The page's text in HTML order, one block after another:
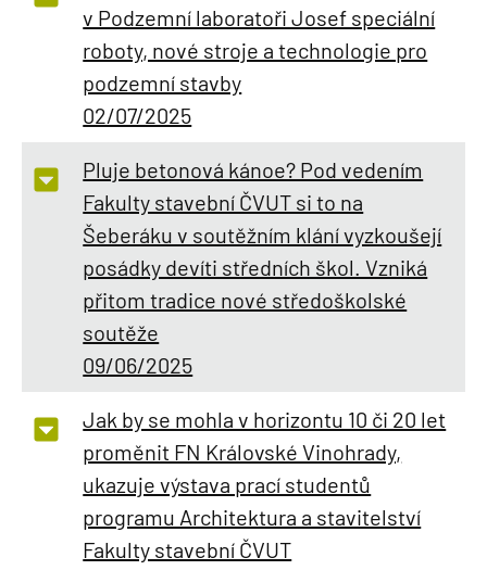
v Podzemní laboratoři Josef speciální
roboty, nové stroje a technologie pro
podzemní stavby
02/07/2025
Pluje betonová kánoe? Pod vedením
Fakulty stavební ČVUT si to na
Šeberáku v soutěžním klání vyzkoušejí
posádky devíti středních škol. Vzniká
přitom tradice nové středoškolské
soutěže
09/06/2025
Jak by se mohla v horizontu 10 či 20 let
proměnit FN Královské Vinohrady,
ukazuje výstava prací studentů
programu Architektura a stavitelství
Fakulty stavební ČVUT